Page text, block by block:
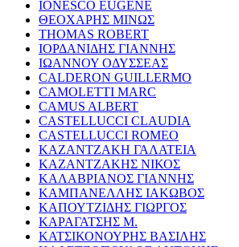
IONESCO EUGENE
ΘΕΟΧΑΡΗΣ ΜΙΝΩΣ
THOMAS ROBERT
ΙΟΡΔΑΝΙΔΗΣ ΓΙΑΝΝΗΣ
ΙΩΑΝΝΟΥ ΟΔΥΣΣΕΑΣ
CALDERON GUILLERMO
CAMOLETTI MARC
CAMUS ALBERT
CASTELLUCCI CLAUDIA
CASTELLUCCI ROMEO
ΚΑΖΑΝΤΖΑΚΗ ΓΑΛΑΤΕΙΑ
ΚΑΖΑΝΤΖΑΚΗΣ ΝΙΚΟΣ
ΚΑΛΑΒΡΙΑΝΟΣ ΓΙΑΝΝΗΣ
ΚΑΜΠΑΝΕΛΛΗΣ ΙΑΚΩΒΟΣ
ΚΑΠΟΥΤΖΙΔΗΣ ΓΙΩΡΓΟΣ
ΚΑΡΑΓΑΤΣΗΣ Μ.
ΚΑΤΣΙΚΟΝΟΥΡΗΣ ΒΑΣΙΛΗΣ